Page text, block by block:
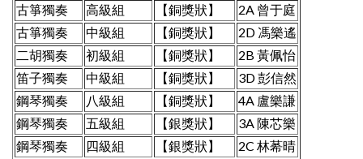
古箏獨奏
高級組 【銅獎狀】
2A 曾于庭
古箏獨奏
中級組 【銅獎狀】
2D 馮樂遙
二胡獨奏
初級組 【銅獎狀】
2B 黃佩怡
笛子獨奏
中級組 【銅獎狀】
3D 彭信然
鋼琴獨奏
八級組 【銅獎狀】
4A 盧樂謙
鋼琴獨奏
五級組 【銀獎狀】
3A 陳芯樂
鋼琴獨奏
四級組 【銀獎狀】
2C 林莃晴